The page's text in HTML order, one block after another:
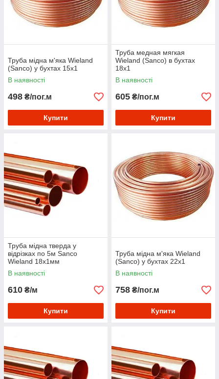
Труба мідна м'яка Wieland
(Sanco) у бухтах 15х1
В наявності
498 ₴/пог.м
Купити
Труба медная мягкая
Wieland (Sanco) в бухтах
18х1
В наявності
605 ₴/пог.м
Купити
Труба мідна тверда у
відрізках по 5м Sanco
Wieland 18х1мм
В наявності
610 ₴/м
Купити
Труба мідна м'яка Wieland
(Sanco) у бухтах 22х1
В наявності
758 ₴/пог.м
Купити